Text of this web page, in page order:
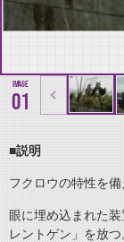
01
■説明
フクロウの特性を備
眼に埋め込まれた
レントゲン」を放つ